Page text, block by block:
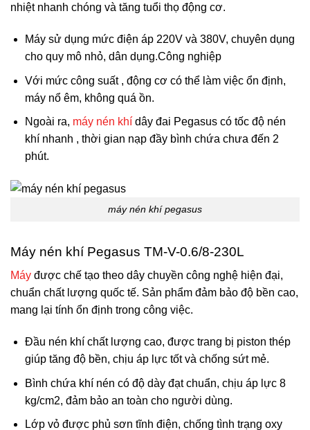
nhiệt nhanh chóng và tăng tuổi thọ động cơ.
Máy sử dụng mức điện áp 220V và 380V, chuyên dụng
cho quy mô nhỏ, dân dụng.Công nghiệp
Với mức công suất , động cơ có thể làm việc ổn định,
máy nổ êm, không quá ồn.
Ngoài ra, máy nén khídây đai Pegasus có tốc độ nén
khí nhanh , thời gian nạp đầy bình chứa chưa đến 2
phút.
máy nén khí pegasus
Máy nén khí Pegasus TM-V-0.6/8-230L
Máy được chế tạo theo dây chuyền công nghệ hiện đại,
chuẩn chất lượng quốc tế. Sản phẩm đảm bảo độ bền cao,
mang lại tính ổn định trong công việc.
Đầu nén khí chất lượng cao, được trang bị piston thép
giúp tăng độ bền, chịu áp lực tốt và chống sứt mẻ.
Bình chứa khí nén có độ dày đạt chuẩn, chịu áp lực 8
kg/cm2, đảm bảo an toàn cho người dùng.
Lớp vỏ được phủ sơn tĩnh điện, chống tình trạng oxy